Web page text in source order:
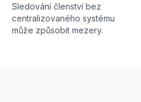
Sledování členství bez
centralizovaného systému
může způsobit mezery.